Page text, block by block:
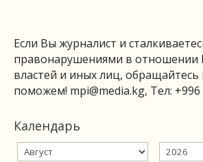
Если Вы журналист и
правонарушениями в отношении
властей и иных лиц,
поможем! mpi@media.kg, Тел:
Календарь